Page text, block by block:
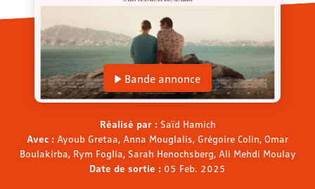
Bande annonce
Réalisé par : Saïd Hamich
Avec : Ayoub Gretaa, Anna Mouglalis, Grégoire Colin, Omar
Boulakirba, Rym Foglia, Sarah Henochsberg, Ali Mehdi Moulay
Date de sortie : 05 Feb. 2025